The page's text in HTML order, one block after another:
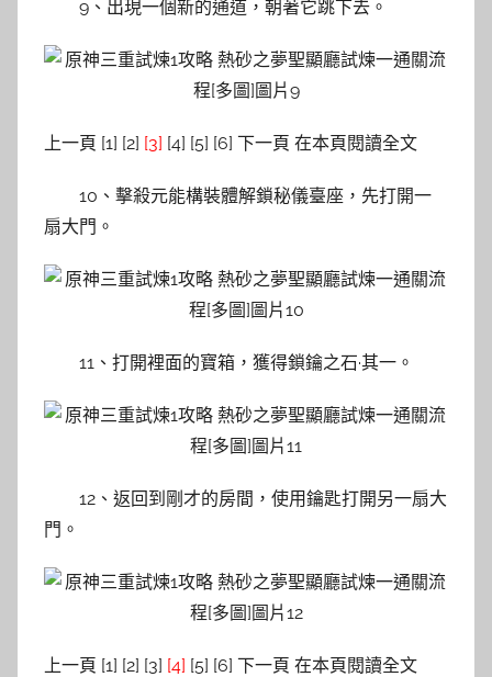
9、出現一個新的通道，朝著它跳下去。
上一頁 [1] [2] [3] [4] [5] [6] 下一頁 在本頁閱讀全文
10、擊殺元能構裝體解鎖秘儀臺座，先打開一
扇大門。
11、打開裡面的寶箱，獲得鎖鑰之石·其一。
12、返回到剛才的房間，使用鑰匙打開另一扇大
門。
上一頁 [1] [2] [3] [4] [5] [6] 下一頁 在本頁閱讀全文